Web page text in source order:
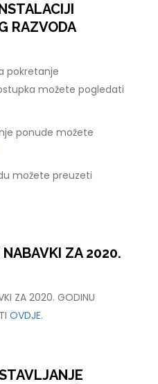
RAZVODA
pokretanje
možete pogledati
ponude možete
možete preuzeti
ZA 2020.
ZA 2020. GODINU
OVDJE.